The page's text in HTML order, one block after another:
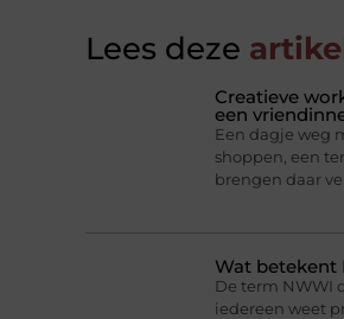
Lees deze
Creatieve
een
Een dagje weg
shoppen, een
brengen daar
Wat betekent
De term NWWI
iedereen weet